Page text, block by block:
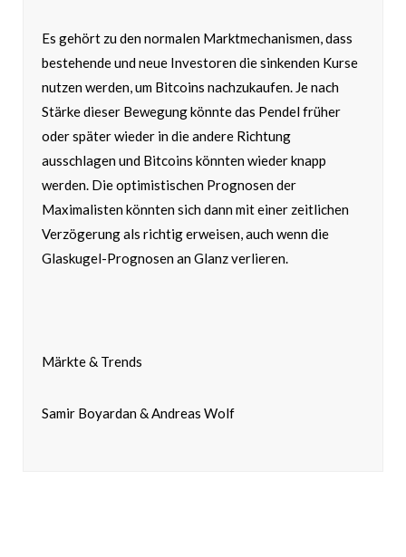
Es gehört zu den normalen Marktmechanismen, dass
bestehende und neue Investoren die sinkenden Kurse
nutzen werden, um Bitcoins nachzukaufen. Je nach
Stärke dieser Bewegung könnte das Pendel früher
oder später wieder in die andere Richtung
ausschlagen und Bitcoins könnten wieder knapp
werden. Die optimistischen Prognosen der
Maximalisten könnten sich dann mit einer zeitlichen
Verzögerung als richtig erweisen, auch wenn die
Glaskugel-Prognosen an Glanz verlieren.
Märkte & Trends
Samir Boyardan & Andreas Wolf